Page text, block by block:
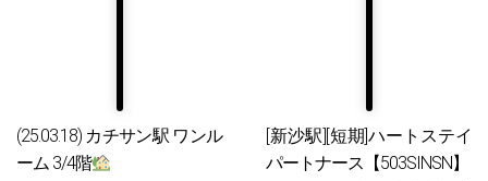
(25.03.18) カチサン駅 ワンル
ーム 3/4階
[新沙駅][短期]ハートステイ
パートナース【503SINSN】